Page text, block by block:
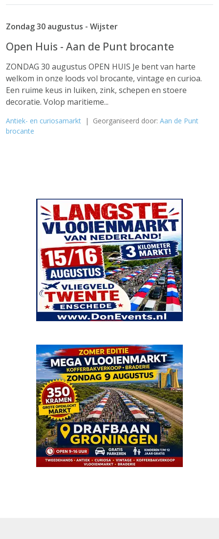
Zondag 30 augustus - Wijster
Open Huis - Aan de Punt brocante
ZONDAG 30 augustus OPEN HUIS Je bent van harte
welkom in onze loods vol brocante, vintage en curioa.
Een ruime keus in luiken, zink, schepen en stoere
decoratie. Volop maritieme...
Antiek- en curiosamarkt | Georganiseerd door: Aan de Punt
brocante